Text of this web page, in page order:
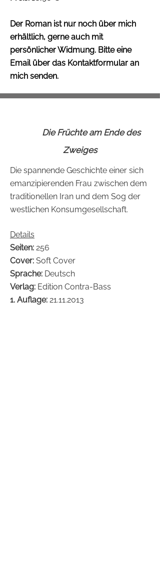
Der Roman ist nur noch über mich
erhältlich, gerne auch mit
persönlicher Widmung. Bitte eine
Email über das Kontaktformular an
mich senden.
Die Früchte am Ende des
Zweiges
Die spannende Geschichte einer sich
emanzipierenden Frau zwischen dem
traditionellen Iran und dem Sog der
westlichen Konsumgesellschaft.
Details
Seiten: 256
Cover: Soft Cover
Sprache: Deutsch
Verlag: Edition Contra-Bass
1. Auflage: 21.11.2013